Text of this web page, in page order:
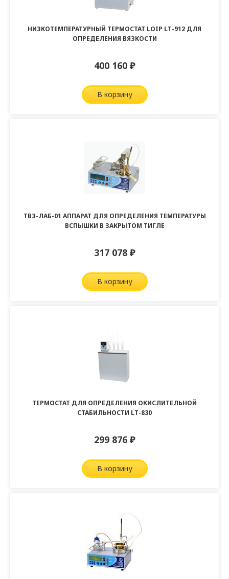
НИЗКОТЕМПЕРАТУРНЫЙ ТЕРМОСТАТ LOIP LT-912 ДЛЯ
ОПРЕДЕЛЕНИЯ ВЯЗКОСТИ
400 160 ₽
в корзину
ТВЗ-ЛАБ-01 АППАРАТ ДЛЯ ОПРЕДЕЛЕНИЯ ТЕМПЕРАТУРЫ
ВСПЫШКИ В ЗАКРЫТОМ ТИГЛЕ
317 078 ₽
в корзину
ТЕРМОСТАТ ДЛЯ ОПРЕДЕЛЕНИЯ ОКИСЛИТЕЛЬНОЙ
СТАБИЛЬНОСТИ LT-830
299 876 ₽
в корзину